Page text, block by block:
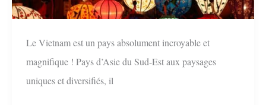
Le Vietnam est un pays absolument incroyable et
magnifique ! Pays d’Asie du Sud-Est aux paysages
uniques et diversifiés, il